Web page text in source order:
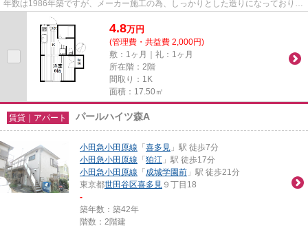
年数は1986年築ですが、メーカー施工の為、しっかりとした造りになっており、
安心してお住まい頂けます。...
4.8万円
(管理費・共益費 2,000円)
敷：1ヶ月｜礼：1ヶ月
所在階：2階
間取り：1K
面積：17.50㎡
賃貸｜アパート パールハイツ森A
小田急小田原線 「喜多見 」駅 徒歩7分
小田急小田原線 「狛江 」駅 徒歩17分
小田急小田原線 「成城学園前 」駅 徒歩21分
東京都世田谷区喜多見 ９丁目18
-
築年数：築42年
階数：2階建